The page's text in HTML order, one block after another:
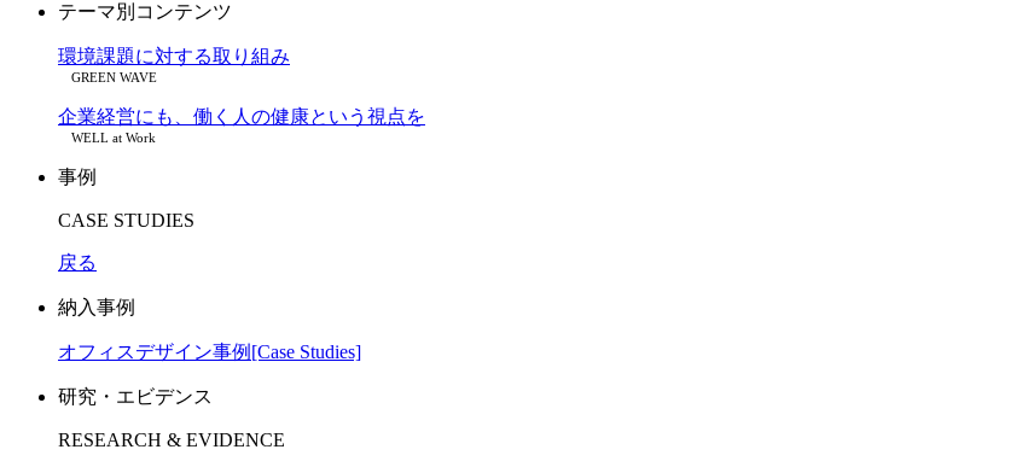
テーマ別コンテンツ
環境課題に対する取り組み
GREEN WAVE
企業経営にも、働く人の健康という視点を
WELL at Work
事例
CASE STUDIES
戻る
納入事例
オフィスデザイン事例[Case Studies]
研究・エビデンス
RESEARCH & EVIDENCE